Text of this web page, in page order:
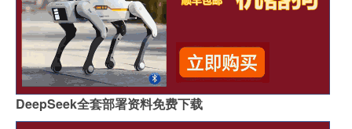
DeepSeek全套部署资料免费下载